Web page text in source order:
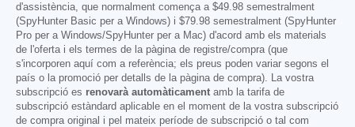
d'assistència, que normalment comença a $49.98 semestralment
(SpyHunter Basic per a Windows) i $79.98 semestralment (SpyHunter
Pro per a Windows/SpyHunter per a Mac) d'acord amb els materials
de l'oferta i els termes de la pàgina de registre/compra (que
s'incorporen aquí com a referència; els preus poden variar segons el
país o la promoció per detalls de la pàgina de compra). La vostra
subscripció es renovarà automàticament amb la tarifa de
subscripció estàndard aplicable en el moment de la vostra subscripció
de compra original i pel mateix període de subscripció o tal com